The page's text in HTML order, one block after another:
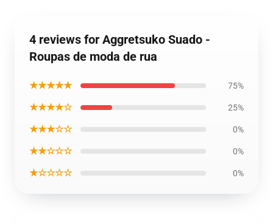
4 reviews for Aggretsuko Suado -
Roupas de moda de rua
★★★★★ 75%
★★★★☆ 25%
★★★☆☆ 0%
★★☆☆☆ 0%
★☆☆☆☆ 0%